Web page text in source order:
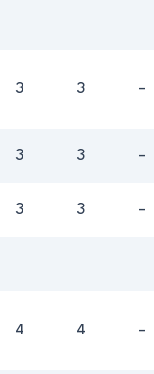
3 3 –
3 3 –
3 3 –
4 4 –